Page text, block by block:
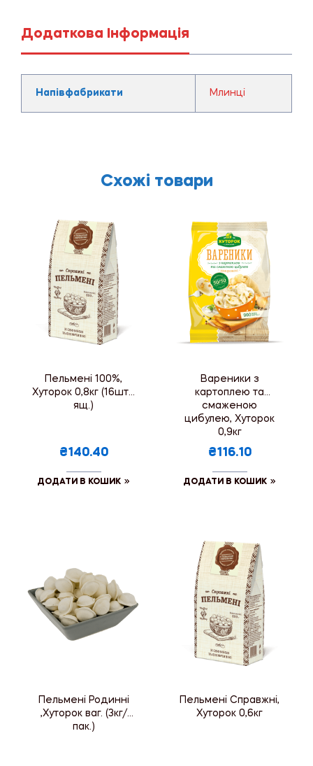
Додаткова Інформація
Напівфабрикати Млинці
Схожі товари
Пельмені 100%,
Хуторок 0,8кг (16шт./
ящ.)
₴140.40
ДОДАТИ В КОШИК
Вареники з
картоплею та
смаженою
цибулею, Хуторок
0,9кг
₴116.10
ДОДАТИ В КОШИК
Пельмені Родинні
,Хуторок ваг. (3кг/
пак.)
Пельмені Справжні,
Хуторок 0,6кг